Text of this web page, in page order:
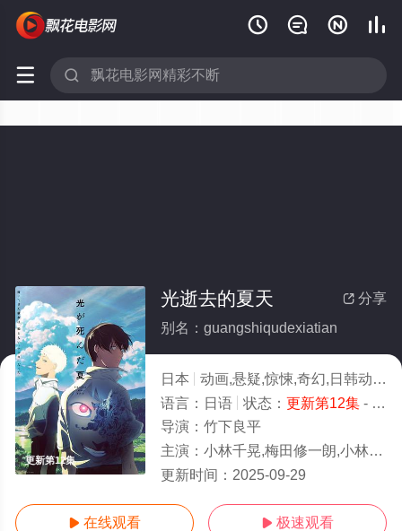
   
 
更新第12集
 分享
光逝去的夏天
别名：guangshiqudexiatian
日本 动画,悬疑,惊悚,奇幻,日韩动漫
语言： 日语 状态： 更新第12集- 免费在线观看
导演： 竹下良平
主演： 小林千晃,梅田修一朗,小林亲弘,小若和郁那,花守由美里,中岛良树,若山诗音
更新时间： 2025-09-29
 在线观看  极速观看